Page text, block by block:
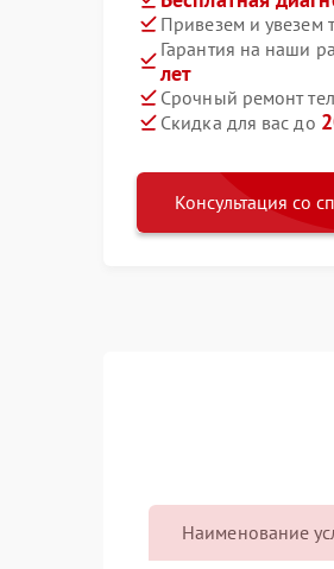
Привезем и увезем
Гарантия на наши
лет
Срочный ремонт
Скидка для вас до
Консультация со
Наименование